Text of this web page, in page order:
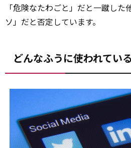
「危険なたわごと」だと一蹴した
ソ」だと否定しています。
どんなふうに使われてい